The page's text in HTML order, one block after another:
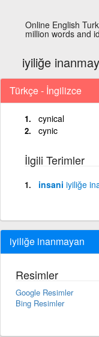
Online English
million words and
iyiliğe
Türkçe - İngilizce
cynical
cynic
İlgili Terimler
insani iyiliğe
iyiliğe inanmayan
Resimler
Google Resimler
Bing Resimler